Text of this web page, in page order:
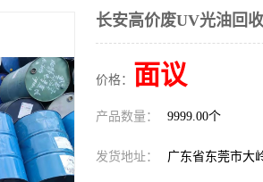
长安高价废UV光油回
价格： 面议
产品数量： 9999.00个
发货地址： 广东省东莞市大